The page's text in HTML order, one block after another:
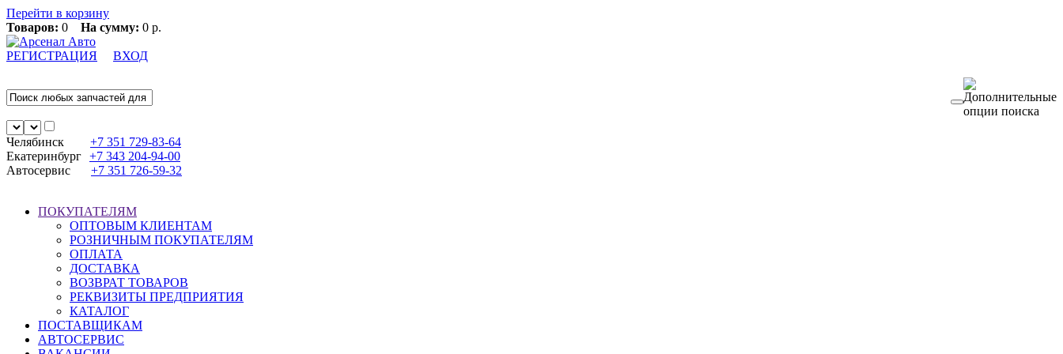
Перейти в корзину
Товаров: 0 На сумму: 0 р.
РЕГИСТРАЦИЯ ВХОД
Челябинск +7 351 729-83-64
Екатеринбург +7 343 204-94-00
Автосервис
+7 351 726-59-32
ПОКУПАТЕЛЯМ
ОПТОВЫМ КЛИЕНТАМ
РОЗНИЧНЫМ ПОКУПАТЕЛЯМ
ОПЛАТА
ДОСТАВКА
ВОЗВРАТ ТОВАРОВ
РЕКВИЗИТЫ ПРЕДПРИЯТИЯ
КАТАЛОГ
ПОСТАВЩИКАМ
АВТОСЕРВИС